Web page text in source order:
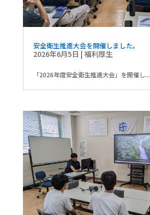
安全衛生推進大会を開催しました。
2026年6月5日 | 福利厚生
「2026年度安全衛生推進大会」を開催し...